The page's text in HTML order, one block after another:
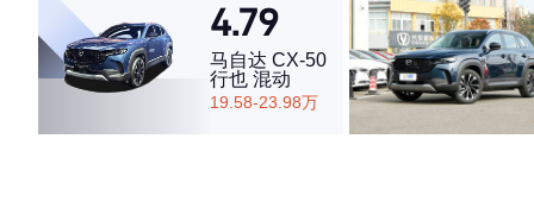
4.79
马自达 CX-50
行也 混动
19.58-23.98万